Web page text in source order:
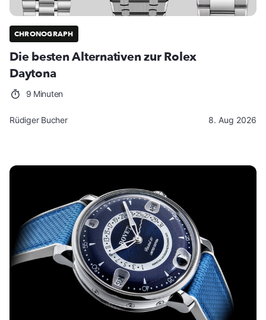
CHRONOGRAPH
Die besten Alternativen zur Rolex
Daytona
9 Minuten
Rüdiger Bucher 8. Aug 2026